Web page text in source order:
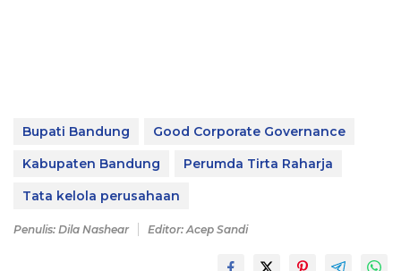
Bupati Bandung
Good Corporate Governance
Kabupaten Bandung
Perumda Tirta Raharja
Tata kelola perusahaan
Penulis: Dila Nashear Editor: Acep Sandi